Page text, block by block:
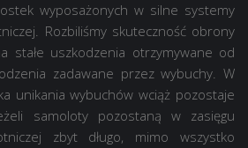
wyposażonych w silne systemy
Rozbiliśmy skuteczność obrony
stałe uszkodzenia otrzymywane od
zadawane przez wybuchy. W
unikania wybuchów wciąż pozostaje
samoloty pozostaną w zasięgu
zbyt długo, mimo wszystko